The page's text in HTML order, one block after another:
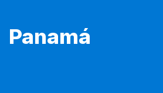
Panamá